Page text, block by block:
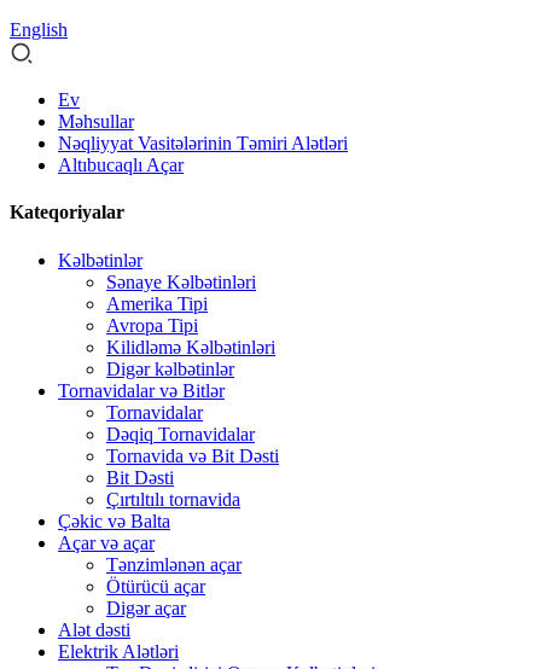
English
Ev
Məhsullar
Nəqliyyat Vasitələrinin Təmiri Alətləri
Altıbucaqlı Açar
Kateqoriyalar
Kəlbətinlər
Sənaye Kəlbətinləri
Amerika Tipi
Avropa Tipi
Kilidləmə Kəlbətinləri
Digər kəlbətinlər
Tornavidalar və Bitlər
Tornavidalar
Dəqiq Tornavidalar
Tornavida və Bit Dəsti
Bit Dəsti
Çırtıltılı tornavida
Çəkic və Balta
Açar və açar
Tənzimlənən açar
Ötürücü açar
Digər açar
Alət dəsti
Elektrik Alətləri